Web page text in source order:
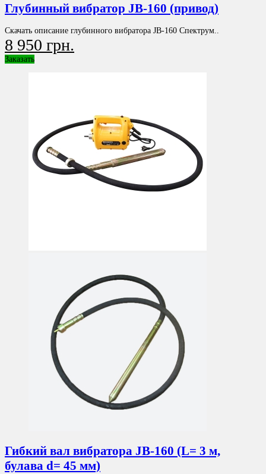
Глубинный вибратор JB-160 (привод)
Скачать описание глубинного вибратора JB-160 Спектрум..
8 950 грн.
Заказать
Гибкий вал вибратора JB-160 (L= 3 м,
булава d= 45 мм)